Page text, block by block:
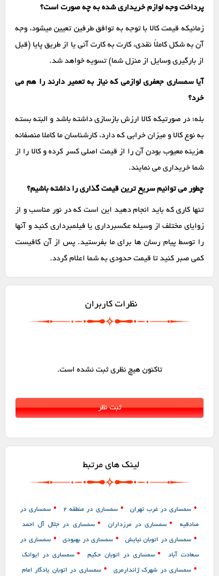
پرداخت وجه لوازم خریداری شده به چه صورت است؟
زمانیکه قیمت کالا با توجه به توافق طرفین تعیین میشود، وجه
آن به شکل کاملاً نقدی، کارت به کارت آنی یا از طریق پایا (قبل
از بارگیری وسایل از منزل شما) تسویه خواهد شد.
آیا سمساری جعفری لوازمی که نیاز به تعمیر دارند را هم می
خرد؟
بله؛ در صورتیکه کالا ارزش بازسازی داشته باشد و البته بسته
به نوع کالا و میزان خرابی که دارد، کارشناسان ما کاملا منصفانه
هزینه معیوب بودن آن را از قیمت اصلی کسر کرده و کالا را از
شما خریداری می نمایند.
چطور می توانیم سریع ترین قیمت گذاری را داشته باشیم؟
تنها کاری که باید انجام دهید این است که در نور مناسب و از
زوایای مختلف از وسیله عکسبرداری یا فیلمبرداری کنید و آنها
را توسط پیام رسان ها برای ما بفرستید. پس از آن کافیست
کمی صبر کنید تا قیمت حدودی به شما اعلام گردد.
نظرات کاربران
تاکنون هیچ نظری ثبت نشده است.
لینک های مرتبط
• سمساری در غرب تهران • سمساری در منطقه 2 • سمساری در
صادقیه • سمساری در مرزداران • سمساری در جلال آل احمد
• سمساری در اتوبان نیایش • سمساری در بهبودی • سمساری در
سعادت آباد • سمساری در اتوبان حکیم • سمساری در ایوانک
• سمساری در شهرک ژاندارمری • سمساری در اتوبان یادگار امام